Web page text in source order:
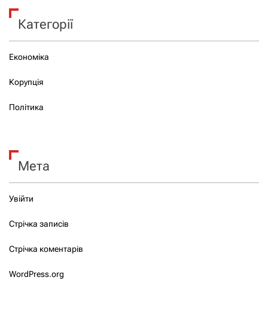
Категорії
Економіка
Корупція
Політика
Мета
Увійти
Стрічка записів
Стрічка коментарів
WordPress.org